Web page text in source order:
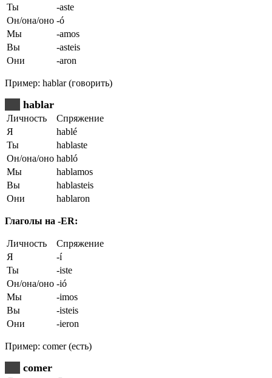
Ты
-aste
Он/она/оно -ó
Мы
-amos
Вы
-asteis
Они
-aron
Пример: hablar (говорить)
hablar
Личность
Спряжение
Я
hablé
Ты
hablaste
Он/она/оно habló
Мы
hablamos
Вы
hablasteis
Они
hablaron
Глаголы на -ER:
Личность
Спряжение
Я
-í
Ты
-iste
Он/она/оно -ió
Мы
-imos
Вы
-isteis
Они
-ieron
Пример: comer (есть)
comer